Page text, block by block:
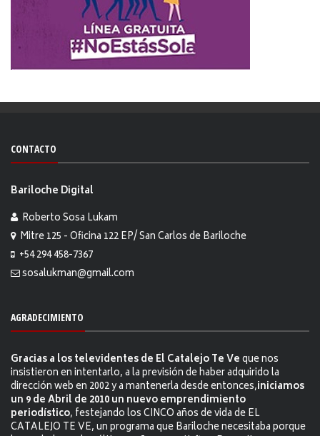
CONTACTO
Bariloche Digital
Roberto Sosa Lukam
Mitre 125 - Oficina 122 EP/ San Carlos de Bariloche
+54 294 458-7367
sosalukman@gmail.com
AGRADECIMIENTO
Gracias a los televidentes de El Catalejo Te Veque nos
insistieron en intentarlo, a la previsión de haber adquirido la
dirección web en 2002 y a mantenerla desde entonces,iniciamos
un 9 de Abril de 2010 un nuevo emprendimiento
periodístico, festejando los CINCO años de vida de EL
CATALEJO TE VE, un programa que Bariloche necesitaba porque